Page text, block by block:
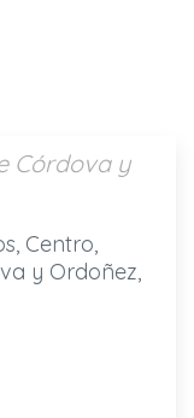
Córdova y
Centro,
y Ordoñez,